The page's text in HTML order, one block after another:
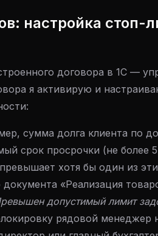
настройка стоп-
договора в 1С —
я активирую и
сумма долга клиента по
срок просрочки (не более
хотя бы один из
«Реализация
допустимый лимит
рядовой